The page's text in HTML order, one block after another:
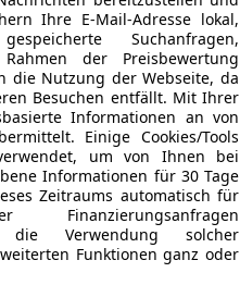
Ihre E-Mail-Adresse lokal,
Suchanfragen,
der Preisbewertung
die Nutzung der Webseite, da
Besuchen entfällt. Mit Ihrer
Informationen an von
Einige Cookies/Tools
um von Ihnen bei
Informationen für 30 Tage
Zeitraums automatisch für
die Verwendung solcher
Funktionen ganz oder